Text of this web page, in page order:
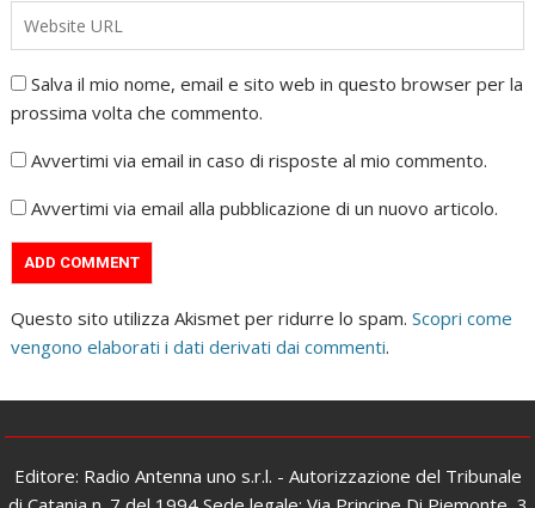
Salva il mio nome, email e sito web in questo browser per la
prossima volta che commento.
Avvertimi via email in caso di risposte al mio commento.
Avvertimi via email alla pubblicazione di un nuovo articolo.
Questo sito utilizza Akismet per ridurre lo spam.Scopri come
vengono elaborati i dati derivati dai commenti.
Editore: Radio Antenna uno s.r.l. - Autorizzazione del Tribunale